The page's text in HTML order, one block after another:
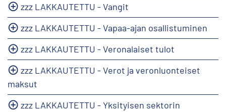
zzz LAKKAUTETTU - Vangit
zzz LAKKAUTETTU - Vapaa-ajan osallistuminen
zzz LAKKAUTETTU - Veronalaiset tulot
zzz LAKKAUTETTU - Verot ja veronluonteiset
maksut
zzz LAKKAUTETTU - Yksityisen sektorin